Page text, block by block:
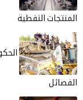
المنتجات النفطية
الفصائل